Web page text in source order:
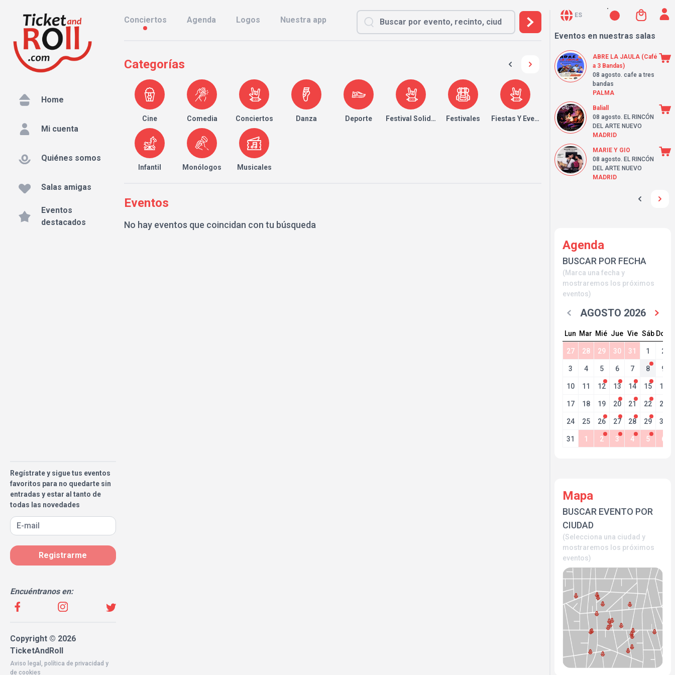
Home
Mi cuenta
Quiénes somos
Salas amigas
Eventos
destacados
Regístrate y sigue tus eventos
favoritos para no quedarte sin
entradas y estar al tanto de
todas las novedades
Registrarme
Encuéntranos en:
Copyright © 2026
TicketAndRoll
Aviso legal , política de privacidad y
de cookies
Conciertos Agenda Logos Nuestra app
Categorías
Cine Comedia Conciertos Danza Deporte Festival Solidario Festivales Fiestas Y Eventos
Infantil Monólogos Musicales
Eventos
No hay eventos que coincidan con tu búsqueda
ES
Eventos en nuestras salas
ABRE LA JAULA (Café
a 3 Bandas)
08 agosto. cafe a tres
bandas
PALMA
Baliall
08 agosto. EL RINCÓN
DEL ARTE NUEVO
MADRID
MARIE Y GIO
08 agosto. EL RINCÓN
DEL ARTE NUEVO
MADRID
Agenda
BUSCAR POR FECHA
(Marca una fecha y
mostraremos los próximos
eventos)
AGOSTO 2026
Lun Mar Mié Jue Vie Sáb Dom
27 28 29 30 31 1 2
3 4 5 6 7 8 9
10 11 12 13 14 15 16
17 18 19 20 21 22 23
24 25 26 27 28 29 30
31 1 2 3 4 5 6
Mapa
BUSCAR EVENTO POR
CIUDAD
(Selecciona una ciudad y
mostraremos los próximos
eventos)